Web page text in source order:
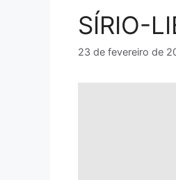
SÍRIO-
23 de fevereiro de